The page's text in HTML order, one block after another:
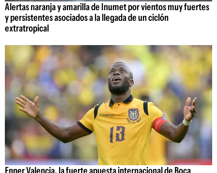
Alertas naranja y amarilla de Inumet por vientos muy fuertes
y persistentes asociados a la llegada de un ciclón
extratropical